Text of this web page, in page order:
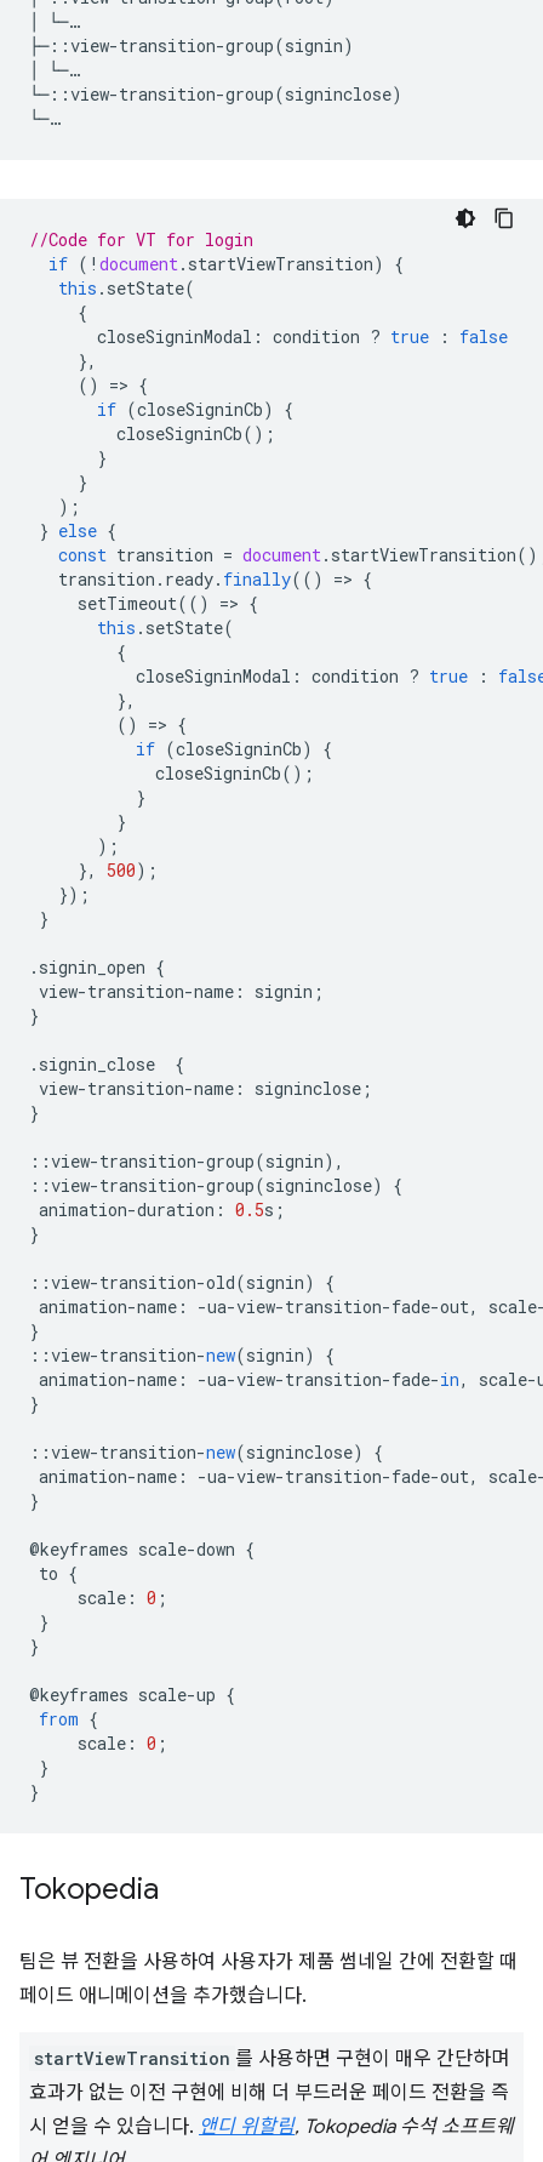
│ └─…
├─::view-transition-group(signin)
│ └─…
└─::view-transition-group(signinclose)
//Code for VT for login
if ( ! document . startViewTransition)
{
this . setState(
{
closeSigninModal : condition ? true :
false
},
()
=> {
if (closeSigninCb)
{
closeSigninCb();
}
}
);
} else {
const transition = document . startViewTransition
transition . ready. finally(() => {
setTimeout(() => {
this . setState(
{
closeSigninModal : condition ? true :
},
()
=> {
if (closeSigninCb)
{
closeSigninCb();
}
}
);
},
500);
});
}
. signin_open {
view-transition-name : signin ;
}
. signin_close
{
view-transition-name : signinclose ;
}
::view-transition-group(signin),
::view-transition-group(signinclose)
{
animation-duration : 0.5s ;
}
::view-transition-old(signin)
{
animation-name : -ua-view-transition-fade-out, scale
}
::view-transition-new(signin)
{
animation-name : -ua-view-transition-fade-in, scale-
}
::view-transition-new(signinclose)
{
animation-name : -ua-view-transition-fade-out, scale
}
@keyframes scale-down {
to {
scale : 0 ;
}
}
@keyframes scale-up {
from {
scale : 0 ;
}
}
Tokopedia
팀은 뷰 전환을 사용하여 사용자가 제품 썸네일 간에 전환할 때
페이드 애니메이션을 추가했습니다.
startViewTransition 를 사용하면 구현이 매우 간단하며
효과가 없는 이전 구현에 비해 더 부드러운 페이드 전환을 즉
시 얻을 수 있습니다. 앤디 위할림, Tokopedia 수석 소프트웨